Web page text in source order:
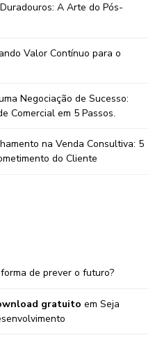
A Arte do Pós-
Valor Contínuo para o
Negociação de Sucesso:
Comercial em 5 Passos.
na Venda Consultiva: 5
do Cliente
de prever o futuro?
gratuito em Seja